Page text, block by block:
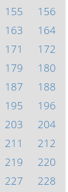
155
156
163
164
171
172
179
180
187
188
195
196
203
204
211
212
219
220
227
228